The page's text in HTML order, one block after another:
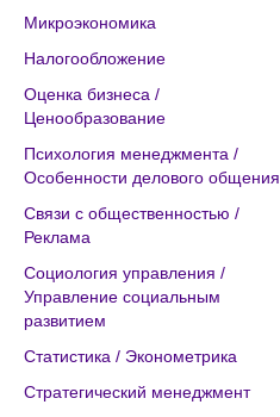
Микроэкономика
Налогообложение
Оценка бизнеса /
Ценообразование
Психология менеджмента /
Особенности делового общения
Связи с общественностью /
Реклама
Социология управления /
Управление социальным
развитием
Статистика / Эконометрика
Стратегический менеджмент